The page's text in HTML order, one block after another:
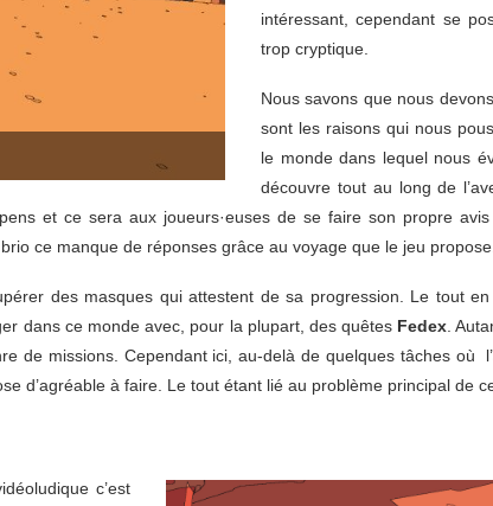
intéressant, cependant se
trop cryptique.
Nous savons que nous
sont les raisons qui nous
le monde dans lequel nous
découvre tout au long de
et ce sera aux joueurs·euses de se faire son propre
ce manque de réponses grâce au voyage que le jeu propose.
des masques qui attestent de sa progression. Le tout
dans ce monde avec, pour la plupart, des quêtes Fedex .
de missions. Cependant ici, au-delà de quelques tâches où
d’agréable à faire. Le tout étant lié au problème principal de
c’est